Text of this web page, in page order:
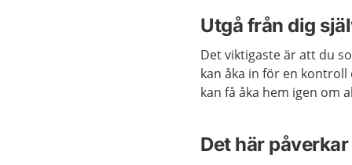
Utgå från dig
Det viktigaste är att du
kan åka in för en
kan få åka hem igen om
Det här